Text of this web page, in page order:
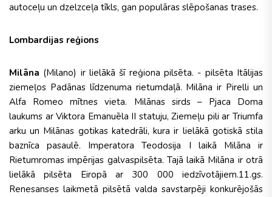
autoceļu un dzelzceļa tīkls, gan populāras slēpošanas trases.
Lombardijas reģions
Milāna (Milano) ir lielākā šī reģiona pilsēta. - pilsēta Itālijas
ziemeļos Padānas līdzenuma rietumdaļā. Milāna ir Pirelli un
Alfa Romeo mītnes vieta. Milānas sirds – Pjaca Doma
laukums ar Viktora Emanuēla II statuju, Ziemeļu pili ar Triumfa
arku un Milānas gotikas katedrāli, kura ir lielākā gotiskā stila
baznīca pasaulē. Imperatora Teodosija I laikā Milāna ir
Rietumromas impērijas galvaspilsēta. Tajā laikā Milāna ir otrā
lielākā pilsēta Eiropā ar 300 000 iedzīvotājiem.11.gs.
Renesanses laikmetā pilsētā valda savstarpēji konkurējošās